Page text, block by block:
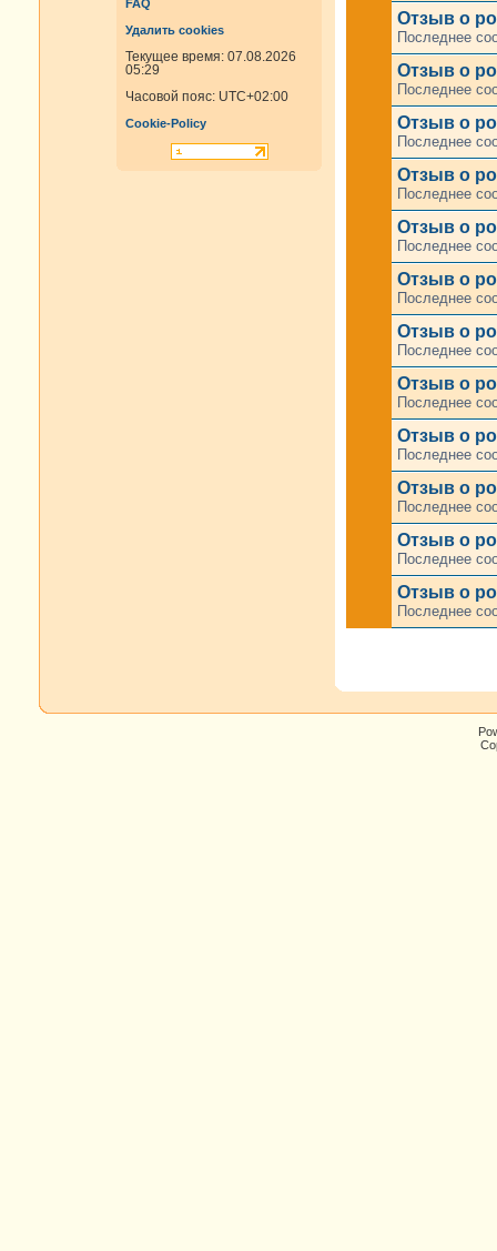
FAQ
Удалить cookies
Текущее время: 07.08.2026
05:29
Часовой пояс: UTC+02:00
Cookie-Policy
Отзыв о
Последнее
Отзыв о
Последнее
Отзыв о
Последнее
Отзыв о
Последнее
Отзыв о
Последнее
Отзыв о
Последнее
Отзыв о
Последнее
Отзыв о
Последнее
Отзыв о
Последнее
Отзыв о
Последнее
Отзыв о
Последнее
Отзыв о
Последнее